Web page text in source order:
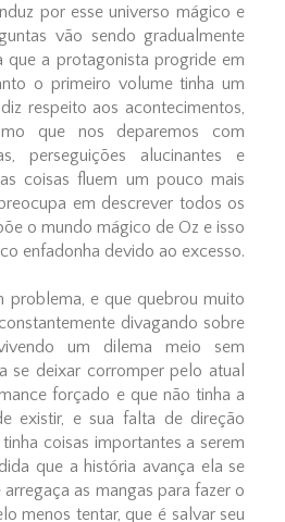
por esse universo mágico e
vão sendo gradualmente
que a protagonista progride em
o primeiro volume tinha um
respeito aos acontecimentos,
que nos deparemos com
perseguições alucinantes e
coisas fluem um pouco mais
em descrever todos os
o mundo mágico de Oz e isso
enfadonha devido ao excesso.
problema, e que quebrou muito
divagando sobre
um dilema meio sem
se deixar corromper pelo atual
forçado e que não tinha a
existir, e sua falta de direção
coisas importantes a serem
que a história avança ela se
as mangas para fazer o
menos tentar, que é salvar seu